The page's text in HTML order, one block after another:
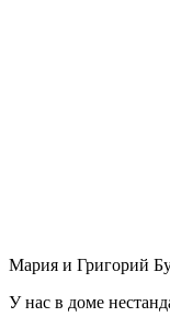
Мария и Григорий
У нас в доме